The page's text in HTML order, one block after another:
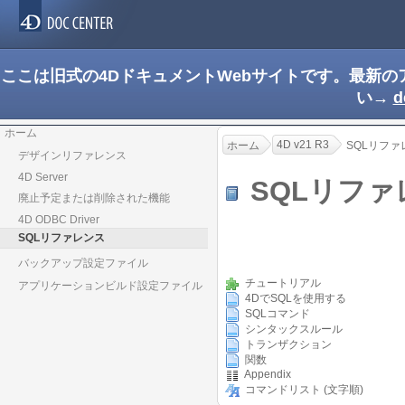
ここは旧式の4DドキュメントWebサイトです。最新
い→
ホーム
デザインリファレンス
4D Server
廃止予定または削除された機能
4D ODBC Driver
SQLリファレンス
バックアップ設定ファイル
アプリケーションビルド設定ファイル
ホーム 4D v21 R3 SQLリファ
SQLリフ
チュートリアル
4DでSQLを使用する
SQLコマンド
シンタックスルール
トランザクション
関数
Appendix
コマンドリスト (文字順)